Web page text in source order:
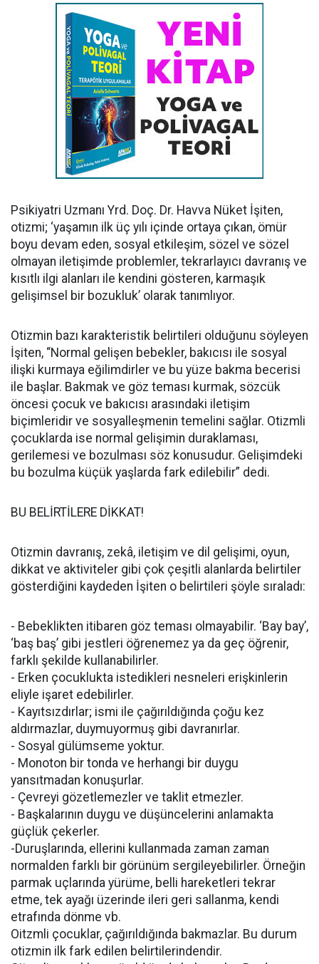
Psikiyatri Uzmanı Yrd. Doç. Dr. Havva Nüket İşiten,
otizmi; ‘yaşamın ilk üç yılı içinde ortaya çıkan, ömür
boyu devam eden, sosyal etkileşim, sözel ve sözel
olmayan iletişimde problemler, tekrarlayıcı davranış ve
kısıtlı ilgi alanları ile kendini gösteren, karmaşık
gelişimsel bir bozukluk’ olarak tanımlıyor.
Otizmin bazı karakteristik belirtileri olduğunu söyleyen
İşiten, “Normal gelişen bebekler, bakıcısı ile sosyal
ilişki kurmaya eğilimdirler ve bu yüze bakma becerisi
ile başlar. Bakmak ve göz teması kurmak, sözcük
öncesi çocuk ve bakıcısı arasındaki iletişim
biçimleridir ve sosyalleşmenin temelini sağlar. Otizmli
çocuklarda ise normal gelişimin duraklaması,
gerilemesi ve bozulması söz konusudur. Gelişimdeki
bu bozulma küçük yaşlarda fark edilebilir” dedi.
BU BELİRTİLERE DİKKAT!
Otizmin davranış, zekâ, iletişim ve dil gelişimi, oyun,
dikkat ve aktiviteler gibi çok çeşitli alanlarda belirtiler
gösterdiğini kaydeden İşiten o belirtileri şöyle sıraladı:
- Bebeklikten itibaren göz teması olmayabilir. ‘Bay bay’,
‘baş baş’ gibi jestleri öğrenemez ya da geç öğrenir,
farklı şekilde kullanabilirler.
- Erken çocuklukta istedikleri nesneleri erişkinlerin
eliyle işaret edebilirler.
- Kayıtsızdırlar; ismi ile çağırıldığında çoğu kez
aldırmazlar, duymuyormuş gibi davranırlar.
- Sosyal gülümseme yoktur.
- Monoton bir tonda ve herhangi bir duygu
yansıtmadan konuşurlar.
- Çevreyi gözetlemezler ve taklit etmezler.
- Başkalarının duygu ve düşüncelerini anlamakta
güçlük çekerler.
-Duruşlarında, ellerini kullanmada zaman zaman
normalden farklı bir görünüm sergileyebilirler. Örneğin
parmak uçlarında yürüme, belli hareketleri tekrar
etme, tek ayağı üzerinde ileri geri sallanma, kendi
etrafında dönme vb.
Oitzmli çocuklar, çağırıldığında bakmazlar. Bu durum
otizmin ilk fark edilen belirtilerindendir.